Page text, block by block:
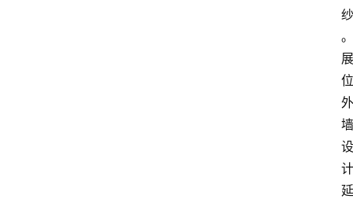
纱
。
展
位
外
墙
设
计
延